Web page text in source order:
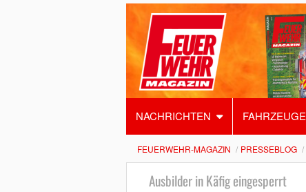
NACHRICHTEN FAHRZEUGE
FEUERWEHR-MAGAZIN PRESSEBLOG
Ausbilder in Käfig eingesperrt